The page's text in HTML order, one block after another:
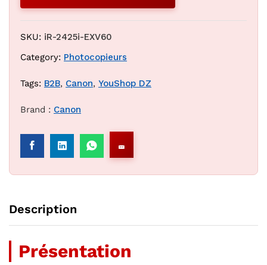
SKU: iR-2425i-EXV60
Category: Photocopieurs
Tags: B2B, Canon, YouShop DZ
Brand : Canon
Description
Présentation